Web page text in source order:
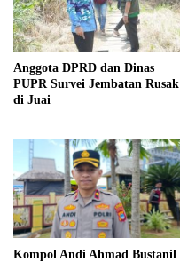
Anggota DPRD dan Dinas
PUPR Survei Jembatan Rusak
di Juai
Kompol Andi Ahmad Bustanil